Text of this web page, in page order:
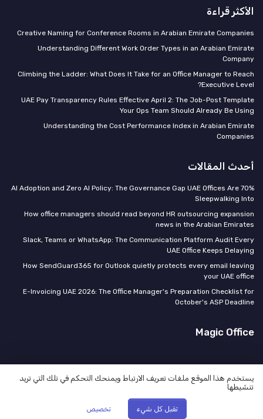
الأكثر قراءة
Creative Naming for Conference Rooms in Arabian Emirate Companies
Understanding Different Work Order Types in an Arabian Emirate
Company
Climbing the Ladder: What Does It Take for an Office Manager to Reach
Executive Level?
UAE Pay Transparency Rules Effective April 2: The Job-Post Template
Your Ops Team Should Already Be Using
Understanding the Cost Performance Index in Arabian Emirate
Companies
أحدث المقالات
70% AI Adoption and Zero AI Policy: The Governance Gap UAE Offices Are
Sleepwalking Into
How office managers should read beyond HR outsourcing expansion
news in the Arabian Emirates
Slack, Teams or WhatsApp: The Communication Platform Audit Every
UAE Office Keeps Delaying
How SendGuard365 for Outlook quietly protects every email leaving
your UAE office
E-Invoicing UAE 2026: The Office Manager's Preparation Checklist for
October's ASP Deadline
Magic Office
© Magic Office 2026
يستخدم هذا الموقع ملفات تعريف الارتباط ويمنحك التحكم في تلك التي تريد
تنشيطها
تقبل كل شيء تخصيص